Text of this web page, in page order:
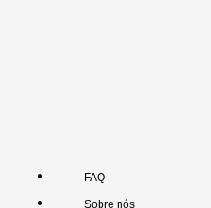
FAQ
Sobre nós